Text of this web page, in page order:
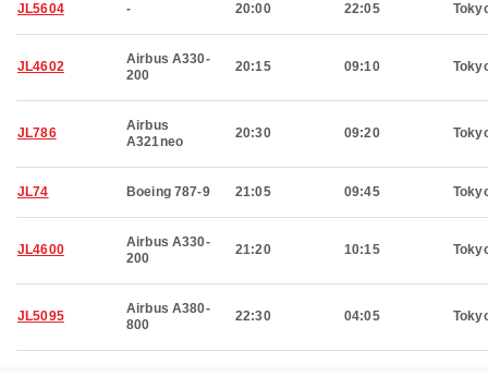
JL5604 - 20:00 22:05
JL4602
Airbus A330-
200
20:15 09:10
JL786
Airbus
A321neo
20:30 09:20
JL74 Boeing 787-9 21:05 09:45
JL4600
Airbus A330-
200
21:20 10:15
JL5095
Airbus A380-
800
22:30 04:05